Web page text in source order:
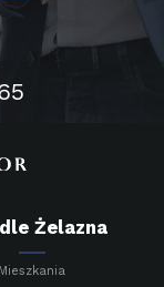
Żelazna
Mieszkania